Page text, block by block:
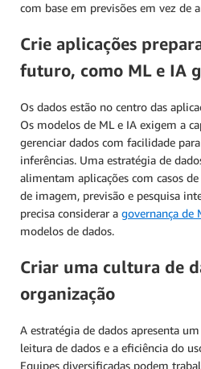
com base em previsões em vez de
Crie aplicações
futuro, como ML e IA
Os dados estão no centro das
Os modelos de ML e IA exigem a
gerenciar dados com facilidade
inferências. Uma estratégia de
alimentam aplicações com casos
de imagem, previsão e pesquisa
precisa considerar a governança de
modelos de dados.
Criar uma cultura de
organização
A estratégia de dados apresenta
leitura de dados e a eficiência do
Equipes diversificadas podem